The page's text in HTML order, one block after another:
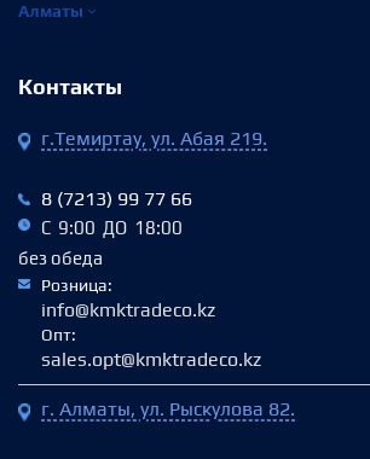
Алматы
Контакты
г.Темиртау, ул. Абая 219.
8 (7213) 99 77 66
С 9:00 ДО 18:00
без обеда
Розница:
info@kmktradeco.kz
Опт:
sales.opt@kmktradeco.kz
г. Алматы, ул. Рыскулова 82.